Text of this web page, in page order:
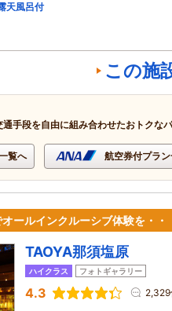
天風呂付
この施
通手段を自由に組み合わせたおトクな
覧へ 航空券付プラ
ールインクルーシブ体験を・・
TAOYA那須塩原
ハイクラス フォトギャラリー
4.3